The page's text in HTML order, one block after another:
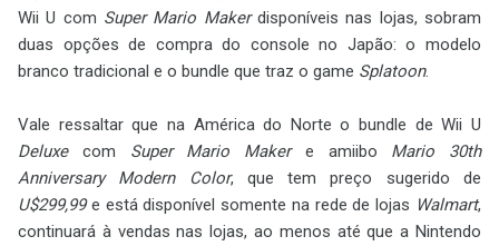
Wii U com Super Mario Makerdisponíveis nas lojas, sobram
duas opções de compra do console no Japão: o modelo
branco tradicional e o bundle que traz o game Splatoon.
Vale ressaltar que na América do Norte o bundle de Wii U
Deluxecom Super Mario Makere amiibo Mario 30th
Anniversary Modern Color, que tem preço sugerido de
U$299,99e está disponível somente na rede de lojas Walmart,
continuará à vendas nas lojas, ao menos até que a Nintendo